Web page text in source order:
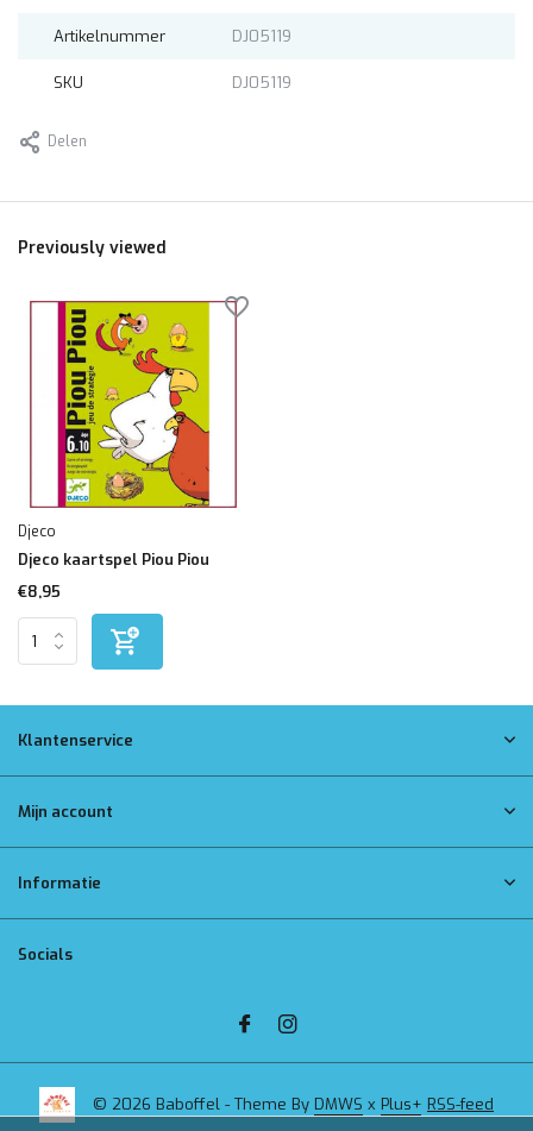
Artikelnummer DJ05119
SKU DJ05119
Delen
Previously viewed
Djeco
Djeco kaartspel Piou Piou
€8,95
Klantenservice
Mijn account
Informatie
Socials
© 2026 Baboffel - Theme By DMWS x Plus+ RSS-feed